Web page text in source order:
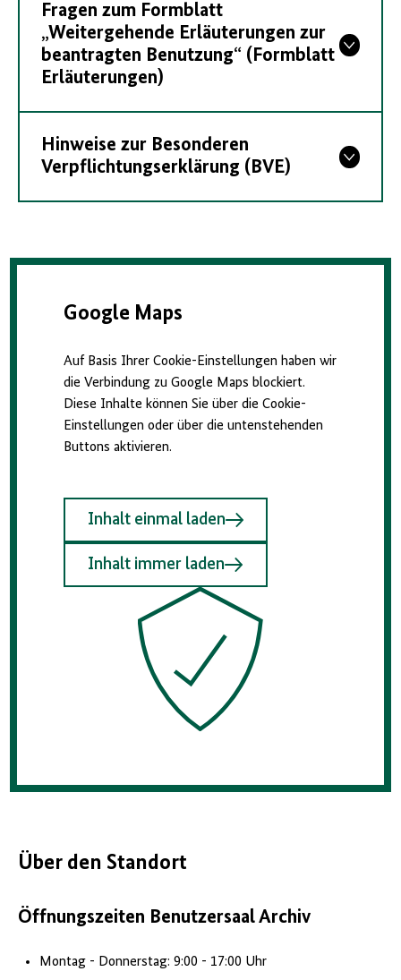
Fragen zum Formblatt
„Weitergehende Erläuterungen zur
beantragten Benutzung“ (Formblatt
Erläuterungen)
Hinweise zur Besonderen
Verpflichtungserklärung (BVE)
Google Maps
Auf Basis Ihrer Cookie-Einstellungen haben wir
die Verbindung zu Google Maps blockiert.
Diese Inhalte können Sie über die Cookie-
Einstellungen oder über die untenstehenden
Buttons aktivieren.
Inhalt einmal laden
Inhalt immer laden
Über den Standort
Öffnungszeiten Benutzersaal Archiv
Montag - Donnerstag: 9:00 - 17:00 Uhr